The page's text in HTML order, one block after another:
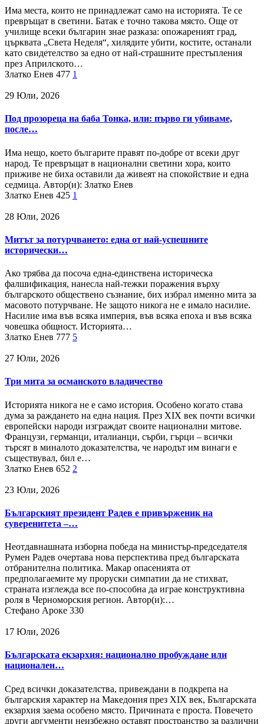
Има места, които не принадлежат само на историята. Те се
превръщат в светини. Батак е точно такова място. Още от
училище всеки българин знае разказа: опожареният град,
църквата „Света Неделя“, хилядите убити, костите, останали
като свидетелство за едно от най-страшните престъпления
през Априлското…
Златко Енев 477 1
29 Юли, 2026
Под прозореца на баба Тонка, или: първо ги убиваме,
после…
Има нещо, което българите правят по-добре от всеки друг
народ. Те превръщат в национални светини хора, които
приживе не биха оставили да живеят на спокойствие и една
седмица. Автор(и): Златко Енев
Златко Енев 425 1
28 Юли, 2026
Митът за потурчването: една от най-успешните
исторически…
Ако трябва да посоча една-единствена историческа
фалшификация, нанесла най-тежки поражения върху
българското обществено съзнание, бих избрал именно мита за
масовото потурчване. Не защото никога не е имало насилие.
Насилие има във всяка империя, във всяка епоха и във всяка
човешка общност. Историята…
Златко Енев 777 5
27 Юли, 2026
Три мита за османското владичество
Историята никога не е само история. Особено когато става
дума за раждането на една нация. През XIX век почти всички
европейски народи изграждат своите национални митове.
Французи, германци, италианци, сърби, гърци – всички
търсят в миналото доказателства, че народът им винаги е
съществувал, бил е…
Златко Енев 652 2
23 Юли, 2026
Българският президент Радев е привърженик на
суверенитета –…
Неотдавнашната изборна победа на министър-председателя
Румен Радев очертава нова перспектива пред българската
отбранителна политика. Макар опасенията от
предполагаемите му проруски симпатии да не стихват,
страната изглежда все по-способна да играе конструктивна
роля в Черноморския регион. Автор(и):…
Стефано Ароке 330
17 Юли, 2026
Българската екзархия: национално пробуждане или
национален…
Сред всички доказателства, привеждани в подкрепа на
българския характер на Македония през XIX век, Българската
екзархия заема особено място. Причината е проста. Повечето
други аргументи неизбежно оставят пространство за различни